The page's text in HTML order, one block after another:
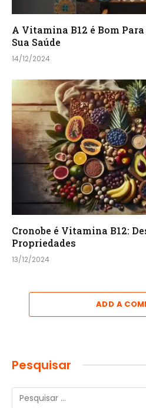
A Vitamina B12 é Bom
Sua Saúde
14/12/2024
Cronobe é Vitamina B12:
Propriedades
13/12/2024
ADD A
Pesquisar